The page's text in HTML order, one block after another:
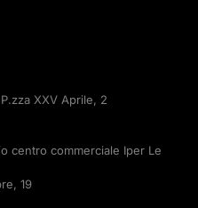
XXV Aprile, 2
centro commerciale Iper Le
19